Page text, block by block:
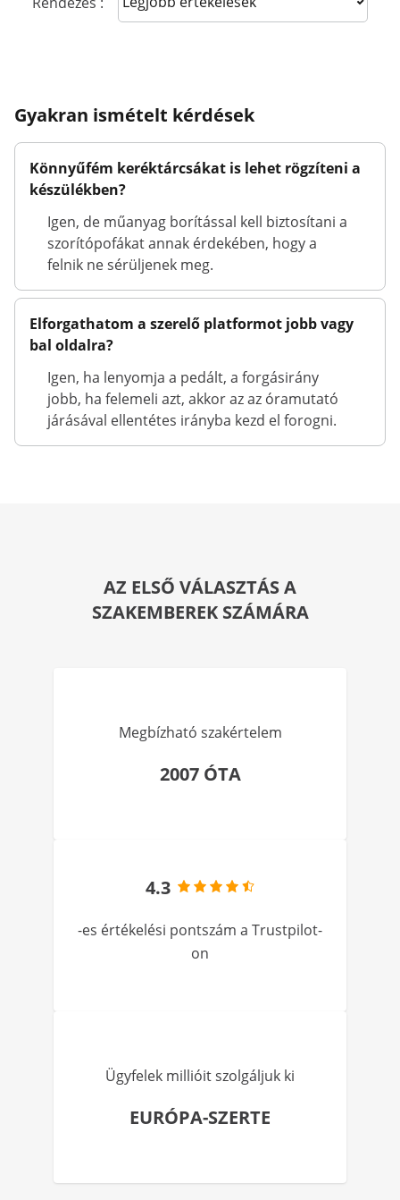
Gyakran ismételt kérdések
Könnyűfém keréktárcsákat is lehet rögzíteni a
készülékben?
Igen, de műanyag borítással kell biztosítani a
szorítópofákat annak érdekében, hogy a
felnik ne sérüljenek meg.
Elforgathatom a szerelő platformot jobb vagy
bal oldalra?
Igen, ha lenyomja a pedált, a forgásirány
jobb, ha felemeli azt, akkor az az óramutató
járásával ellentétes irányba kezd el forogni.
AZ ELSŐ VÁLASZTÁS A
SZAKEMBEREK SZÁMÁRA
Megbízható szakértelem
2007 ÓTA
4.3
-es értékelési pontszám a Trustpilot-
on
Ügyfelek millióit szolgáljuk ki
EURÓPA-SZERTE